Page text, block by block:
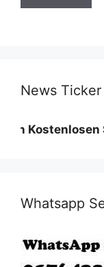
News Ticker
Whatsapp